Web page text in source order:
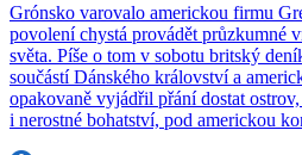
Grónsko varovalo americkou firmu
povolení chystá provádět průzkumné
světa. Píše o tom v sobotu britský
součástí Dánského království a
opakovaně vyjádřil přání dostat
i nerostné bohatství, pod americkou